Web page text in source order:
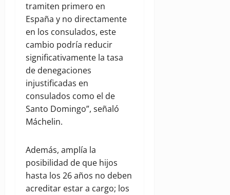
tramiten primero en
España y no directamente
en los consulados, este
cambio podría reducir
significativamente la tasa
de denegaciones
injustificadas en
consulados como el de
Santo Domingo”, señaló
Máchelin.
Además, amplía la
posibilidad de que hijos
hasta los 26 años no deben
acreditar estar a cargo; los